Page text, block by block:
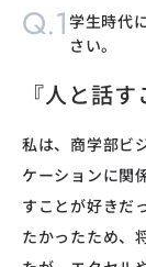
Q.1 学生時代
さい。
『人と話
私は、商学部ビ
ケーションに関
すことが好きだ
たかったため、